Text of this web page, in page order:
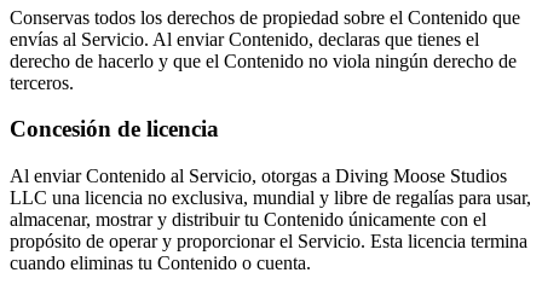
Conservas todos los derechos de propiedad sobre el Contenido que
envías al Servicio. Al enviar Contenido, declaras que tienes el
derecho de hacerlo y que el Contenido no viola ningún derecho de
terceros.
Concesión de licencia
Al enviar Contenido al Servicio, otorgas a Diving Moose Studios
LLC una licencia no exclusiva, mundial y libre de regalías para usar,
almacenar, mostrar y distribuir tu Contenido únicamente con el
propósito de operar y proporcionar el Servicio. Esta licencia termina
cuando eliminas tu Contenido o cuenta.